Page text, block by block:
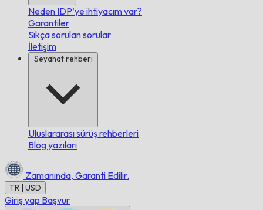
Neden IDP’ye ihtiyacım var?
Garantiler
Sıkça sorulan sorular
İletişim
Seyahat rehberi
Uluslararası sürüş rehberleri
Blog yazıları
Zamanında, Garanti Edilir.
TR | USD
Giriş yap Başvur